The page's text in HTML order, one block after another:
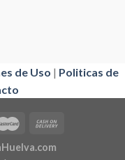
de Uso | Politicas de